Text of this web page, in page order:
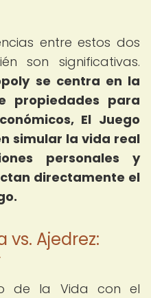
entre estos dos
son significativas.
se centra en la
propiedades para
El Juego
simular la vida real
personales y
directamente el
vs. Ajedrez:
de la Vida con el